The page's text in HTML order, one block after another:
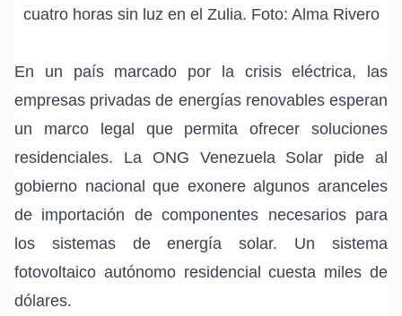
cuatro horas sin luz en el Zulia. Foto: Alma Rivero
En un país marcado por la crisis eléctrica, las
empresas privadas de energías renovables esperan
un marco legal que permita ofrecer soluciones
residenciales. La ONG Venezuela Solar pide al
gobierno nacional que exonere algunos aranceles
de importación de componentes necesarios para
los sistemas de energía solar. Un sistema
fotovoltaico autónomo residencial cuesta miles de
dólares.